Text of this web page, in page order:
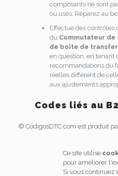
composants ne sont
ou usés. Réparez au
Effectue des contrôles
du Commutateur
de boîte de
en question, en tenant
recommandations du
réelles diffèrent de
aux ajustements
Codes liés au
© CodigosDTC.com est produit
Ce site utilise
pour améliorer
Si vous continuez